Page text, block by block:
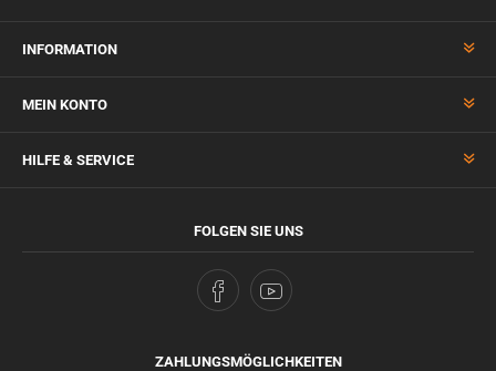
INFORMATION
MEIN KONTO
HILFE & SERVICE
FOLGEN SIE UNS
ZAHLUNGSMÖGLICHKEITEN